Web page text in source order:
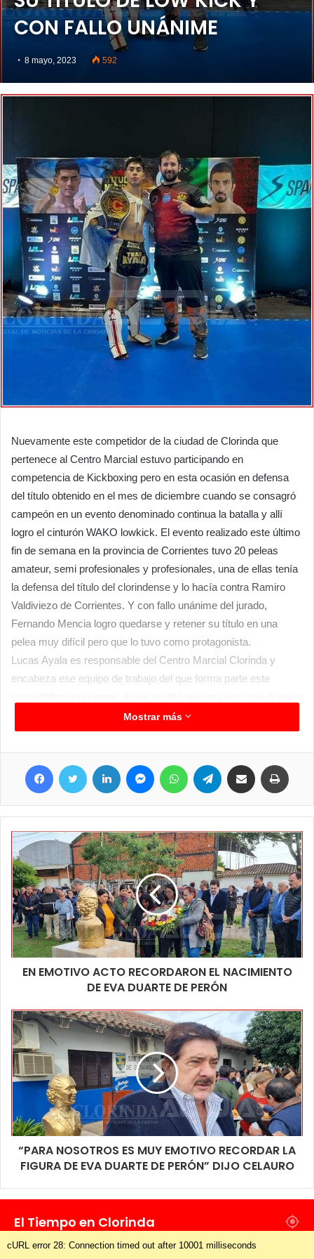
CON FALLO UNÁNIME
8 mayo, 2023 592
Nuevamente este competidor de la ciudad de Clorinda que
pertenece al Centro Marcial estuvo participando en
competencia de Kickboxing pero en esta ocasión en defensa
del título obtenido en el mes de diciembre cuando se consagró
campeón en un evento denominado continua la batalla y allí
logro el cinturón WAKO lowkick. El evento realizado este último
fin de semana en la provincia de Corrientes tuvo 20 peleas
amateur, semi profesionales y profesionales, una de ellas tenía
la defensa del título del clorindense y lo hacía contra Ramiro
Valdiviezo de Corrientes. Y con fallo unánime del jurado,
Fernando Mencia logro quedarse y retener su título en una
pelea muy difícil pero que lo tuvo como protagonista.
Lucas Ayala es responsable del Centro Marcial Clorinda y
encabeza ese equipo de trabajo del que forma parte este
clorindense logro estar a la altura de tamaña competencia y así
retener su título, demostrando su capacidad técnica ante un
aguerrido rival, y se quedó claramente con el triunfo, la
preparación para esta competencia se inició hace poco más de
dos meses y llegaron de manera óptima al evento realizado en
el club San Martín de Corrientes.
por el campeonato mundial pro que tenía a Leonardo Corrales
como competidor vs Alesandro Panni italiano quien venía como
campeón mundial, y el correntino logro quedarse con el título y
es el primer argentino campeón mundial WAKO pro” agregó
Ayala.
Mostrar más
Facebook Twitter LinkedIn MessengerWhatsApp Telegram Compartir por correo electrónico
EN EMOTIVO ACTO RECORDARON EL NACIMIENTO
DE EVA DUARTE DE PERÓN
“PARA NOSOTROS ES MUY EMOTIVO RECORDAR LA
FIGURA DE EVA DUARTE DE PERÓN” DIJO CELAURO
El Tiempo en Clorinda
cURL error 28: Connection timed out after 10001 milliseconds